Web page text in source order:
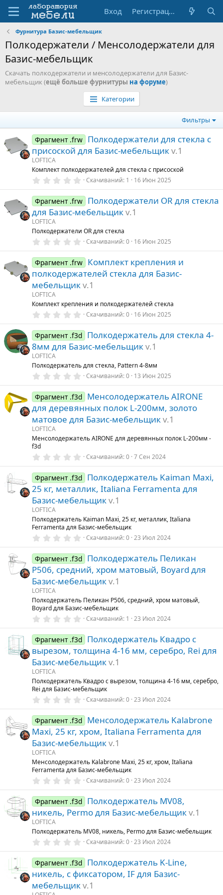
Вход Регистрация
Фурнитура Базис-мебельщик
Полкодержатели / Менсолодержатели для
Базис-мебельщик
Скачать полкодержатели и менсолодержатели для Базис-
мебельщик (ещё больше фурнитуры на форуме)
Категории
Фильтры
Фрагмент .frw Полкодержатели для стекла с
присоской для Базис-мебельщикv.1
LOFTICA
Комплект полкодержателей для стекла с присоской
0
0
з
в
з
д
Скачиваний 1 16 Июн 2025
Фрагмент .frw Полкодержатели OR для стекла
для Базис-мебельщикv.1
LOFTICA
Полкодержатели OR для стекла
0
0
з
в
ё
з
Скачиваний 0 16 Июн 2025
Фрагмент .frw Комплект крепления и
полкодержателей стекла для Базис-
мебельщикv.1
LOFTICA
Комплект крепления и полкодержателей стекла
0
0
з
в
з
д
Скачиваний 0 16 Июн 2025
Фрагмент .f3d Полкодержатель для стекла 4-
8мм для Базис-мебельщикv.1
LOFTICA
Полкодержатель для стекла, Pattern 4-8мм
0
0
з
в
ё
з
Скачиваний 0 13 Июн 2025
Фрагмент .f3d Менсолодержатель AIRONE
для деревянных полок L-200мм, золото
матовое для Базис-мебельщикv.1
LOFTICA
Менсолодержатель AIRONE для деревянных полок L-200мм -
f3d
0
0
з
в
ё
з
Скачиваний 0 7 Сен 2024
Фрагмент .f3d Полкодержатель Kaiman Maxi,
25 кг, металлик, Italiana Ferramenta для
Базис-мебельщикv.1
LOFTICA
Полкодержатель Kaiman Maxi, 25 кг, металлик, Italiana
Ferramenta для Базис-мебельщик
0
0
з
в
ё
з
Скачиваний 0 23 Июл 2024
Фрагмент .f3d Полкодержатель Пеликан
P506, средний, хром матовый, Boyard для
Базис-мебельщикv.1
LOFTICA
Полкодержатель Пеликан P506, средний, хром матовый,
Boyard для Базис-мебельщик
0
0
з
в
ё
з
Скачиваний 1 23 Июл 2024
Фрагмент .f3d Полкодержатель Квадро с
вырезом, толщина 4-16 мм, серебро, Rei для
Базис-мебельщикv.1
LOFTICA
Полкодержатель Квадро с вырезом, толщина 4-16 мм, серебро,
Rei для Базис-мебельщик
0
0
з
в
ё
з
Скачиваний 0 23 Июл 2024
Фрагмент .f3d Менсолодержатель Kalabrone
Maxi, 25 кг, хром, Italiana Ferramenta для
Базис-мебельщикv.1
LOFTICA
Менсолодержатель Kalabrone Maxi, 25 кг, хром, Italiana
Ferramenta для Базис-мебельщик
0
0
з
в
з
д
Скачиваний 0 23 Июл 2024
Фрагмент .f3d Полкодержатель MV08,
никель, Permo для Базис-мебельщикv.1
LOFTICA
Полкодержатель MV08, никель, Permo для Базис-мебельщик
0
0
з
в
ё
з
Скачиваний 0 23 Июл 2024
Фрагмент .f3d Полкодержатель K-Line,
никель, с фиксатором, IF для Базис-
мебельщикv.1